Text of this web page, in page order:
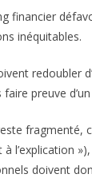
financier
inéquitables.
redoubler
preuve
fragmenté,
l’explication
doivent